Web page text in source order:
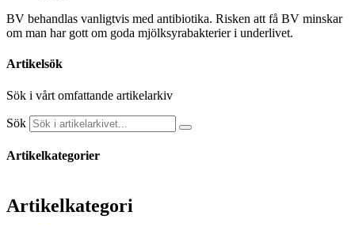
BV behandlas vanligtvis med antibiotika. Risken att få BV minskar
om man har gott om goda mjölksyrabakterier i underlivet.
Artikelsök
Sök i vårt omfattande artikelarkiv
Sök
Artikelkategorier
Artikelkategori